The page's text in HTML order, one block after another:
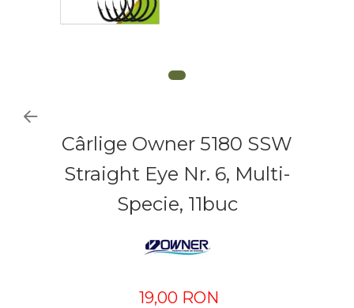
Cârlige Owner 5180 SSW
Straight Eye Nr. 6, Multi-
Specie, 11buc
19,00 RON